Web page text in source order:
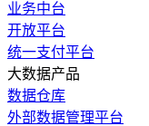
业务中台
开放平台
统一支付平台
大数据产品
数据仓库
外部数据管理平台